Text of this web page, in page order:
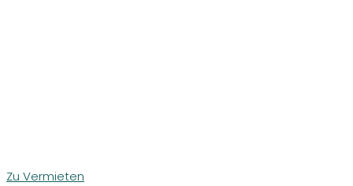
Zu Vermieten